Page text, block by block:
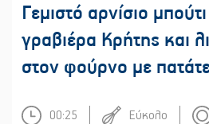
Γεμιστό αρνίσιο
γραβιέρα Κρήτης και
στον φούρνο με
00:25 Εύκολο